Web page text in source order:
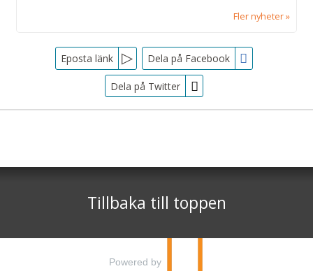
Fler nyheter
FacebookEposta länk Dela på Facebook
Dela på Twitter
Jag samtycker till dataskyddspolicyn.
Telefon 0451-618 00
Tillbaka till toppen
Powered by